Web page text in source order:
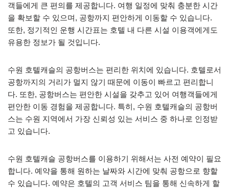
객들에게 큰 편의를 제공합니다. 여행 일정에 맞춰 충분한 시간
을 확보할 수 있으며, 공항까지 편안하게 이동할 수 있습니다.
또한, 정기적인 운행 시간표는 호텔 내 다른 시설 이용객에게도
유용한 정보가 될 것입니다.
수원 호텔캐슬의 공항버스는 편리한 위치에 있습니다. 호텔로서
공항까지의 거리가 멀지 않기 때문에 이동이 빠르고 편리합니
다. 또한, 공항버스는 편안한 시설을 갖추고 있어 여행객들에게
편안한 이동 경험을 제공합니다. 특히, 수원 호텔캐슬의 공항버
스는 수원 지역에서 가장 신뢰성 있는 서비스 중 하나로 인정받
고 있습니다.
수원 호텔캐슬 공항버스를 이용하기 위해서는 사전 예약이 필요
합니다. 예약을 통해 원하는 날짜와 시간에 맞춰 공항으로 향할
수 있습니다. 예약은 호텔의 고객 서비스 팀을 통해 신속하게 할